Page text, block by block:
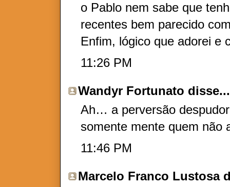
o Pablo nem sabe que
recentes bem parecido
Enfim, lógico que adorei e
11:26 PM
Wandyr Fortunato disse...
Ah… a perversão
somente mente quem não
11:46 PM
Marcelo Franco Lustosa